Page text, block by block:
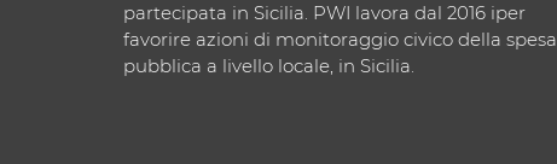
partecipata in Sicilia. PWI lavora dal 2016 iper
favorire azioni di monitoraggio civico della spesa
pubblica a livello locale, in Sicilia.